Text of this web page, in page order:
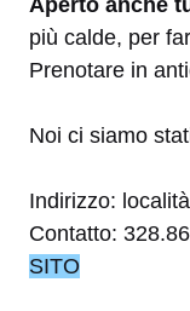
più calde, per
Prenotare in
Noi ci siamo
Indirizzo:
Contatto:
SITO